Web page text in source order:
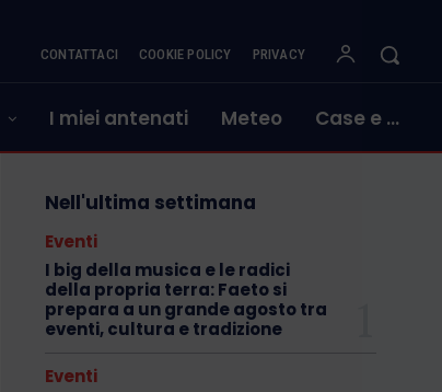
CONTATTACI COOKIE POLICY PRIVACY
I miei antenati Meteo Case e …
Nell'ultima settimana
Eventi
I big della musica e le radici
della propria terra: Faeto si
prepara a un grande agosto tra
eventi, cultura e tradizione
Eventi